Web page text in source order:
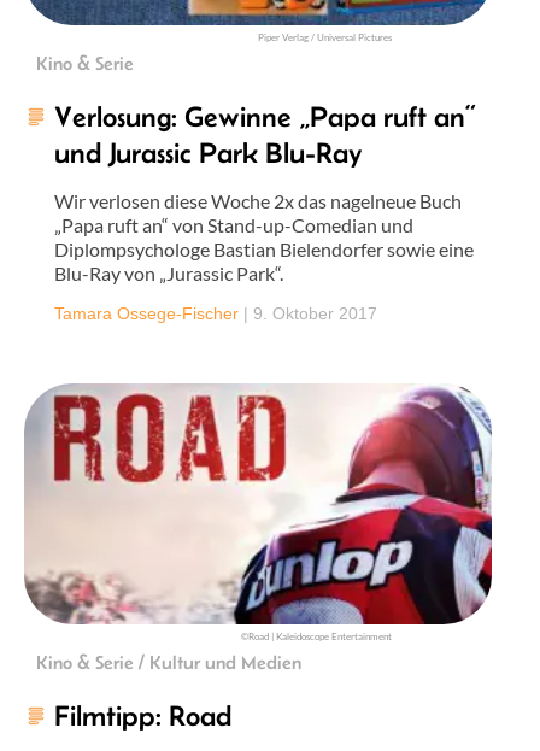
Piper Verlag / Universal Pictures
Kino & Serie
Verlosung: Gewinne „Papa ruft an“
und Jurassic Park Blu-Ray
Wir verlosen diese Woche 2x das nagelneue Buch
„Papa ruft an“ von Stand-up-Comedian und
Diplompsychologe Bastian Bielendorfer sowie eine
Blu-Ray von „Jurassic Park“.
Tamara Ossege-Fischer | 9. Oktober 2017
©Road | Kaleidoscope Entertainment
Kino & Serie / Kultur und Medien
Filmtipp: Road